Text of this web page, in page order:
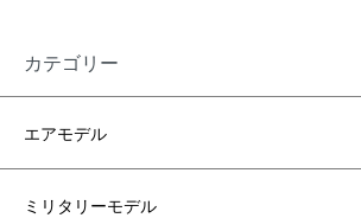
カテゴリー
エアモデル
ミリタリーモデル